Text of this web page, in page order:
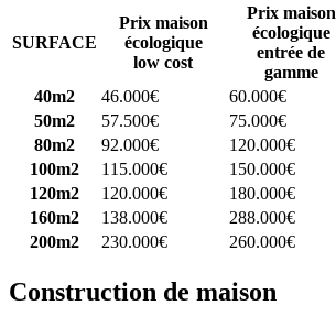
SURFACE
Prix maison
écologique
low cost
Prix maison
écologique
entrée de
gamme
40m2
46.000€ 60.000€
50m2
57.500€ 75.000€
80m2
92.000€ 120.000€
100m2
115.000€ 150.000€
120m2
120.000€ 180.000€
160m2
138.000€ 288.000€
200m2
230.000€ 260.000€
Construction de maison